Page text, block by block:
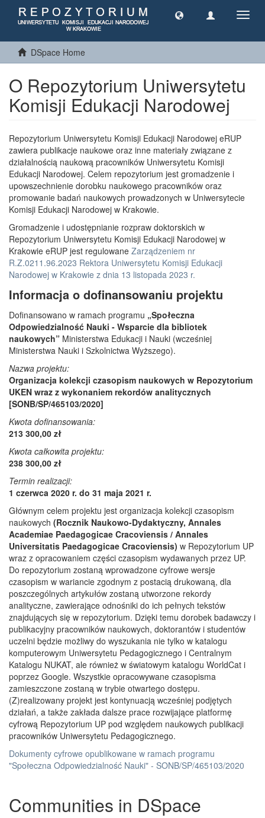
DSpace Home
O Repozytorium Uniwersytetu
Komisji Edukacji Narodowej
Repozytorium Uniwersytetu Komisji Edukacji Narodowej eRUP
zawiera publikacje naukowe oraz inne materiały związane z
działalnością naukową pracowników Uniwersytetu Komisji
Edukacji Narodowej. Celem repozytorium jest gromadzenie i
upowszechnienie dorobku naukowego pracowników oraz
promowanie badań naukowych prowadzonych w Uniwersytecie
Komisji Edukacji Narodowej w Krakowie.
Gromadzenie i udostępnianie rozpraw doktorskich w
Repozytorium Uniwersytetu Komisji Edukacji Narodowej w
Krakowie eRUP jest regulowane Zarządzeniem nr
R.Z.0211.96.2023 Rektora Uniwersytetu Komisji Edukacji
Narodowej w Krakowie z dnia 13 listopada 2023 r.
Informacja o dofinansowaniu projektu
Dofinansowano w ramach programu „Społeczna
Odpowiedzialność Nauki - Wsparcie dla bibliotek
naukowych” Ministerstwa Edukacji i Nauki (wcześniej
Ministerstwa Nauki i Szkolnictwa Wyższego).
Nazwa projektu:
Organizacja kolekcji czasopism naukowych w Repozytorium
UKEN wraz z wykonaniem rekordów analitycznych
[SONB/SP/465103/2020]
Kwota dofinansowania:
213 300,00 zł
Kwota całkowita projektu:
238 300,00 zł
Termin realizacji:
1 czerwca 2020 r. do 31 maja 2021 r.
Głównym celem projektu jest organizacja kolekcji czasopism
naukowych (Rocznik Naukowo-Dydaktyczny, Annales
Academiae Paedagogicae Cracoviensis / Annales
Universitatis Paedagogicae Cracoviensis) w Repozytorium UP
wraz z opracowaniem części czasopism wydawanych przez UP.
Do repozytorium zostaną wprowadzone cyfrowe wersje
czasopism w wariancie zgodnym z postacią drukowaną, dla
poszczególnych artykułów zostaną utworzone rekordy
analityczne, zawierające odnośniki do ich pełnych tekstów
znajdujących się w repozytorium. Dzięki temu dorobek badawczy i
publikacyjny pracowników naukowych, doktorantów i studentów
uczelni będzie możliwy do wyszukania nie tylko w katalogu
komputerowym Uniwersytetu Pedagogicznego i Centralnym
Katalogu NUKAT, ale również w światowym katalogu WorldCat i
poprzez Google. Wszystkie opracowywane czasopisma
zamieszczone zostaną w trybie otwartego dostępu.
(Z)realizowany projekt jest kontynuacją wcześniej podjętych
działań, a także zakłada dalsze prace rozwijające platformę
cyfrową Repozytorium UP pod względem naukowych publikacji
pracowników Uniwersytetu Pedagogicznego.
Dokumenty cyfrowe opublikowane w ramach programu
"Społeczna Odpowiedzialność Nauki" - SONB/SP/465103/2020
Communities in DSpace